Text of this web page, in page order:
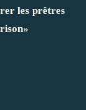
les prêtres